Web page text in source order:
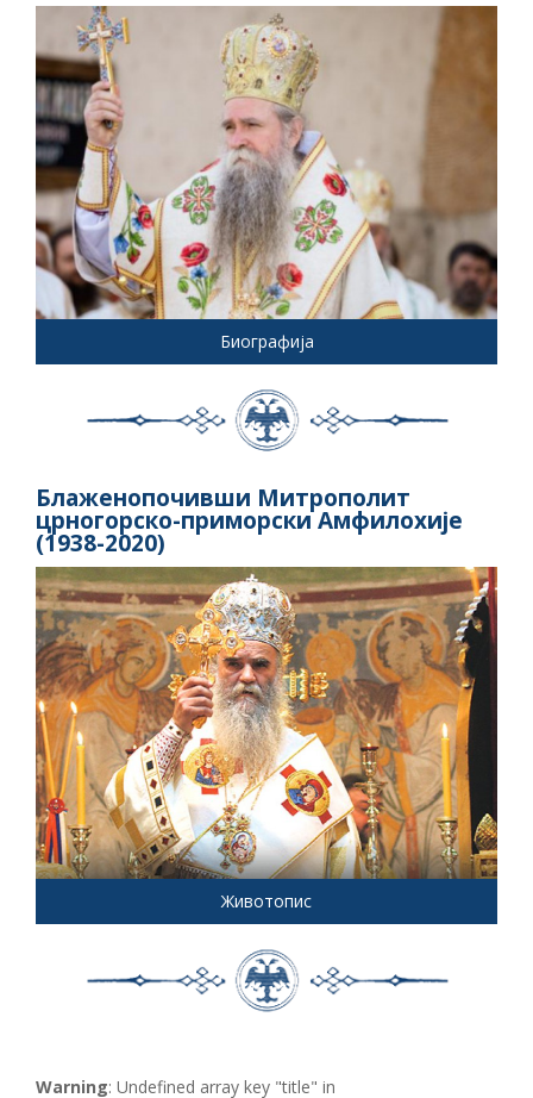
Биографија
Блаженопочивши Митрополит
црногорско-приморски Амфилохије
(1938-2020)
Животопис
Warning: Undefined array key "title" in